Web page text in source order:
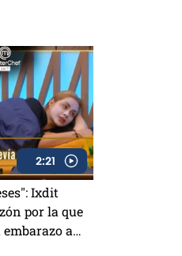
2:21
Ixdit
por la que
a